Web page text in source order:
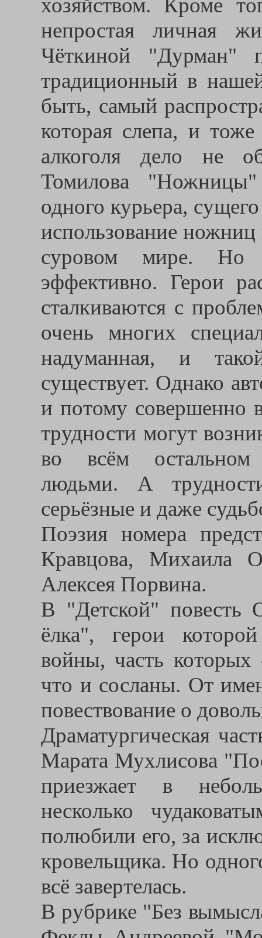
хозяйством. Кроме
непростая личная
Чёткиной "Дурман"
традиционный в
быть, самый
которая слепа, и
алкоголя дело не
Томилова
одного курьера,
использование
суровом мире. Но
эффективно. Герои
сталкиваются с
очень многих
надуманная, и
существует. Однако
и потому совершенно
трудности могут
во всём остальном
людьми. А
серьёзные и даже
Поэзия номера
Кравцова, Михаила
Алексея Порвина.
В "Детской" повесть
ёлка", герои
войны, часть
что и сосланы. От
повествование о
Драматургическая
Марата Мухлисова
приезжает в
несколько
полюбили его, за
кровельщика. Но
всё завертелась.
В рубрике "Без